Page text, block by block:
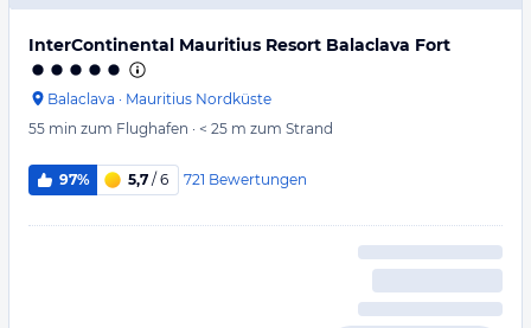
InterContinental Mauritius Resort Balaclava Fort
Balaclava · Mauritius Nordküste
55 min zum Flughafen · < 25 m zum Strand
97% 5,7 / 6 721 Bewertungen